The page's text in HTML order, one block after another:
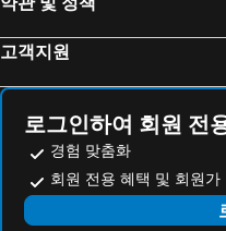
머큐어 호텔 암스테르담 시티
룸 마테 아이타나
Hotel Torenzicht
Hotel Hortus
호텔 에스프레소 시티 센터
골든 튤립 암스테르담-잔담
고객지원
로그인하여 회원 전
경험 맞춤화
회원 전용 혜택 및 회원가